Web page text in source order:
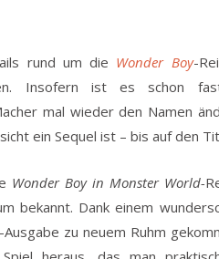
rund um die Wonder Boy-
Insofern ist es schon
mal wieder den Namen
ein Sequel ist – bis auf den
Wonder Boy in Monster World-
bekannt. Dank einem
zu neuem Ruhm